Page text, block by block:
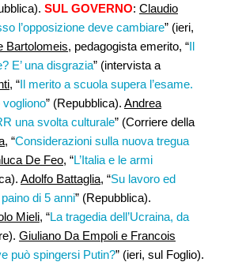
SUL GOVERNO: Claudio
l’opposizione deve cambiare” (ieri,
Bartolomeis, pedagogista emerito, “Il
E’ una disgrazia” (intervista a
, “Il merito a scuola supera l’esame.
vogliono” (Repubblica). Andrea
una svolta culturale” (Corriere della
, “Considerazioni sulla nuova tregua
De Feo, “L’Italia e le armi
Adolfo Battaglia, “Su lavoro ed
di 5 anni” (Repubblica).
Mieli, “La tragedia dell’Ucraina, da
Giuliano Da Empoli e Francois
può spingersi Putin?” (ieri, sul Foglio).